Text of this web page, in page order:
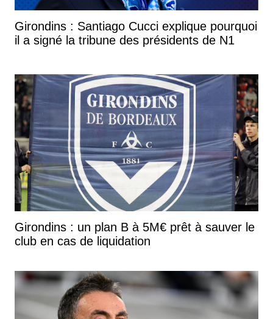
Girondins : Santiago Cucci explique pourquoi
il a signé la tribune des présidents de N1
Girondins : un plan B à 5M€ prêt à sauver le
club en cas de liquidation